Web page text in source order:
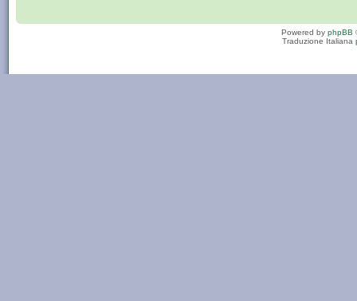
Powered by phpBB
Traduzione Italiana